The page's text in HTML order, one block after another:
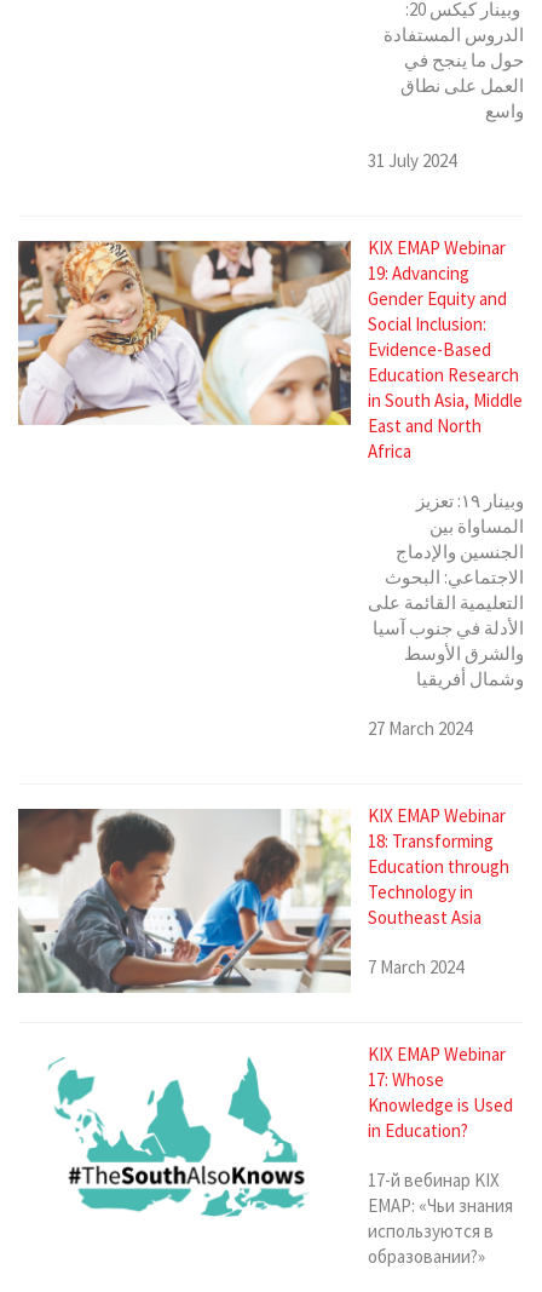
وبينار كيكس 20:
الدروس المستفادة
حول ما ينجح في
العمل على نطاق
واسع
31 July 2024
KIX EMAP Webinar
19: Advancing
Gender Equity and
Social Inclusion:
Evidence-Based
Education Research
in South Asia, Middle
East and North
Africa
وبينار ١٩: تعزيز
المساواة بين
الجنسين والإدماج
الاجتماعي: البحوث
التعليمية القائمة على
الأدلة في جنوب آسيا
والشرق الأوسط
وشمال أفريقيا
27 March 2024
KIX EMAP Webinar
18: Transforming
Education through
Technology in
Southeast Asia
7 March 2024
KIX EMAP Webinar
17: Whose
Knowledge is Used
in Education?
17-й вебинар KIX
EMAP: «Чьи знания
используются в
образовании?»